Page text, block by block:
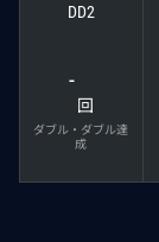
DD2
-
回
ダブル・ダブル達
成